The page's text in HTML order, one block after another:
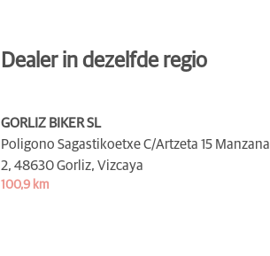
Dealer in dezelfde regio
GORLIZ BIKER SL
Poligono Sagastikoetxe C/Artzeta 15 Manzana
2, 48630 Gorliz, Vizcaya
100,9 km